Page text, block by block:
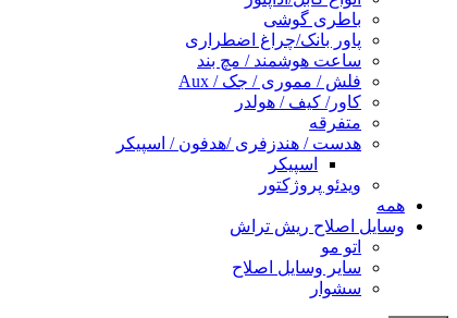
باطری گوشی
پاور بانک/چراغ اضطراری
ساعت هوشمند / مچ بند
فلش / مموری / جک / Aux
کاور/ کیف / هولدر
متفرقه
هدست / هندزفری /هدفون / اسپیکر
اسپیکر
ویدئو پروژکتور
همه
وسایل اصلاح ریش تراش
اتو مو
سایر وسایل اصلاح
سشوار